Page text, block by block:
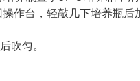
作台，轻敲几下培养瓶后
液后吹匀。